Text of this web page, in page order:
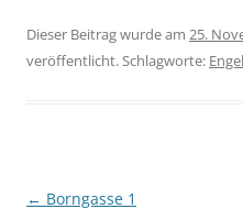
Dieser Beitrag wurde am 25.
veröffentlicht. Schlagworte: Engel
Beitragsnavigation
← Borngasse 1